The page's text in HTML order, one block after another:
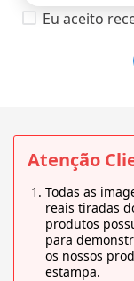
Eu aceito
Atenção
Todas as
reais tiradas
produtos
para
os nossos
estampa.